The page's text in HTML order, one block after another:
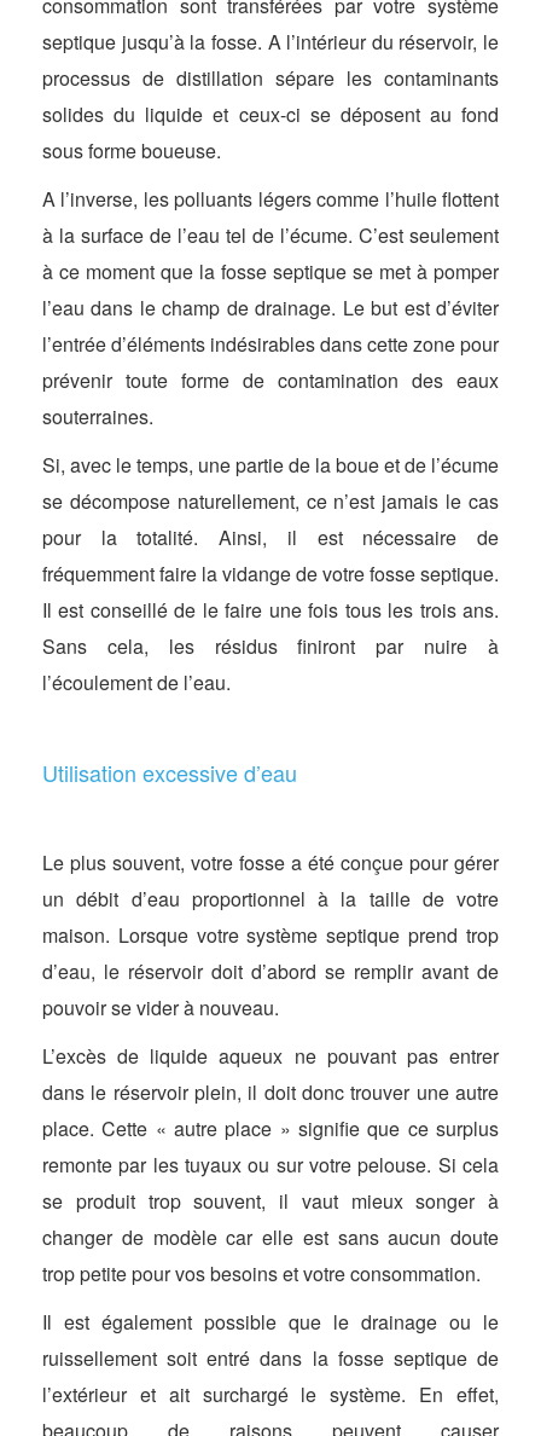
septique jusqu’à la fosse. A l’intérieur du réservoir, le
processus de distillation sépare les contaminants
solides du liquide et ceux-ci se déposent au fond
sous forme boueuse.
A l’inverse, les polluants légers comme l’huile flottent
à la surface de l’eau tel de l’écume. C’est seulement
à ce moment que la fosse septique se met à pomper
l’eau dans le champ de drainage. Le but est d’éviter
l’entrée d’éléments indésirables dans cette zone pour
prévenir toute forme de contamination des eaux
souterraines.
Si, avec le temps, une partie de la boue et de l’écume
se décompose naturellement, ce n’est jamais le cas
pour la totalité. Ainsi, il est nécessaire de
fréquemment faire la vidange de votre fosse septique.
Il est conseillé de le faire une fois tous les trois ans.
Sans cela, les résidus finiront par nuire à
l’écoulement de l’eau.
Utilisation excessive d’eau
Le plus souvent, votre fosse a été conçue pour gérer
un débit d’eau proportionnel à la taille de votre
maison. Lorsque votre système septique prend trop
d’eau, le réservoir doit d’abord se remplir avant de
pouvoir se vider à nouveau.
L’excès de liquide aqueux ne pouvant pas entrer
dans le réservoir plein, il doit donc trouver une autre
place. Cette « autre place » signifie que ce surplus
remonte par les tuyaux ou sur votre pelouse. Si cela
se produit trop souvent, il vaut mieux songer à
changer de modèle car elle est sans aucun doute
trop petite pour vos besoins et votre consommation.
Il est également possible que le drainage ou le
ruissellement soit entré dans la fosse septique de
l’extérieur et ait surchargé le système. En effet,